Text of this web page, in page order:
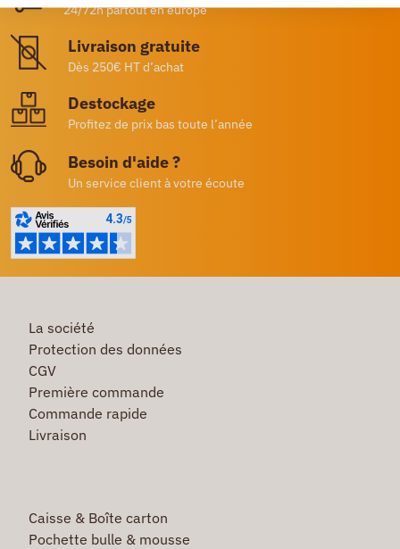
24/72h partout en europe
Livraison gratuite
Dès 250€ HT d’achat
Destockage
Profitez de prix bas toute l’année
Besoin d'aide ?
Un service client à votre écoute
La société
Protection des données
CGV
Première commande
Commande rapide
Livraison
Caisse & Boîte carton
Pochette bulle & mousse